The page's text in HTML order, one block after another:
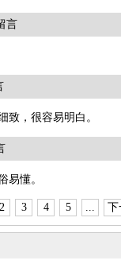
言
致，很容易明白。
易懂。
2 3 4 5 ... 下